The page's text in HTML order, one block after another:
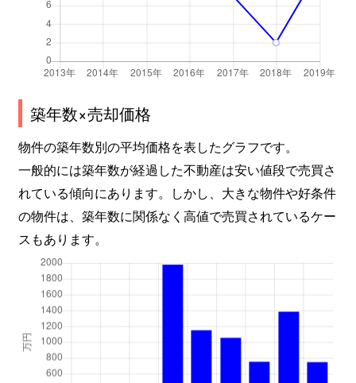
築年数×売却価格
物件の築年数別の平均価格を表したグラフです。
一般的には築年数が経過した不動産は安い値段で売買さ
れている傾向にあります。しかし、大きな物件や好条件
の物件は、築年数に関係なく高値で売買されているケー
スもあります。